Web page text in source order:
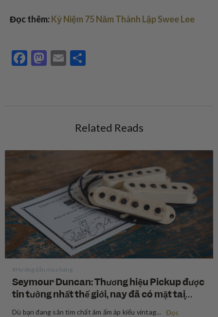
Đọc thêm:Kỷ Niệm 75 Năm Thành Lập Swee Lee
Facebook
Mastodon
Email
Related Reads
#Hướng dẫn mua hàng
Seymour Duncan: Thương hiệu Pickup được
tin tưởng nhất thế giới, nay đã có mặt tại
Swee Lee
Dù bạn đang săn tìm chất âm ấm áp kiểu vintage, sự bạo liệt của high-gain hiện đại, hay một sự giao thoa tuyệt đẹp ở giữa hai điều trên, Seymour Duncan đã định hình tone tiếng của các guitarist và bassist trong suốt hơn năm thập kỷ qua. Mua… Đọc